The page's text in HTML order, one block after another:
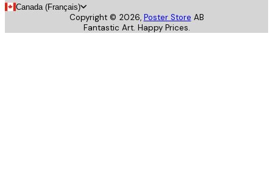
Canada (Français)
Copyright © 2026, Poster Store AB
Fantastic Art. Happy Prices.